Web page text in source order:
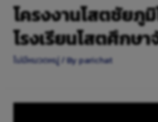
โครงงานโสตชัยภู
โรงเรียนโสตศึกษ
ไม่มีหมวดหมู่/ Byparichat